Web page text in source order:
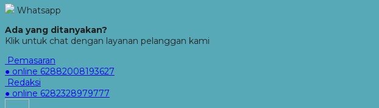
Whatsapp
Ada yang ditanyakan?
Klik untuk chat dengan layanan pelanggan kami
Pemasaran
● online 62882008193627
Redaksi
● online 6282328979777